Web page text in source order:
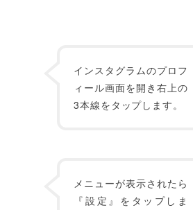
インスタグラムのプロフ
ィール画面を開き右上の
3本線をタップします。
メニューが表示されたら
『設定』をタップしま